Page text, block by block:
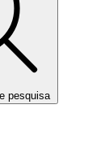
pesquisa